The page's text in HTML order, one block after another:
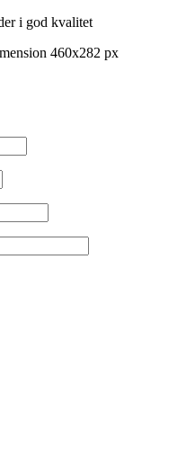
i god kvalitet
460x282 px